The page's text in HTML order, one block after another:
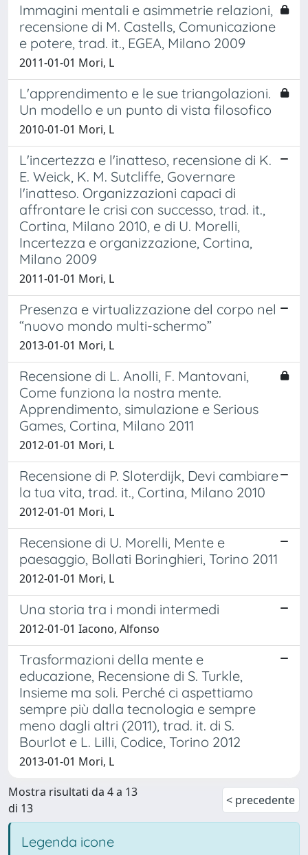
Immagini mentali e asimmetrie relazioni,
recensione di M. Castells, Comunicazione
e potere, trad. it., EGEA, Milano 2009
2011-01-01 Mori, L
L'apprendimento e le sue triangolazioni.
Un modello e un punto di vista filosofico
2010-01-01 Mori, L
L'incertezza e l'inatteso, recensione di K.
E. Weick, K. M. Sutcliffe, Governare
l'inatteso. Organizzazioni capaci di
affrontare le crisi con successo, trad. it.,
Cortina, Milano 2010, e di U. Morelli,
Incertezza e organizzazione, Cortina,
Milano 2009
2011-01-01 Mori, L
Presenza e virtualizzazione del corpo nel
“nuovo mondo multi-schermo”
2013-01-01 Mori, L
Recensione di L. Anolli, F. Mantovani,
Come funziona la nostra mente.
Apprendimento, simulazione e Serious
Games, Cortina, Milano 2011
2012-01-01 Mori, L
Recensione di P. Sloterdijk, Devi cambiare
la tua vita, trad. it., Cortina, Milano 2010
2012-01-01 Mori, L
Recensione di U. Morelli, Mente e
paesaggio, Bollati Boringhieri, Torino 2011
2012-01-01 Mori, L
Una storia tra i mondi intermedi
2012-01-01 Iacono, Alfonso
Trasformazioni della mente e
educazione, Recensione di S. Turkle,
Insieme ma soli. Perché ci aspettiamo
sempre più dalla tecnologia e sempre
meno dagli altri (2011), trad. it. di S.
Bourlot e L. Lilli, Codice, Torino 2012
2013-01-01 Mori, L
Mostra risultati da 4 a 13
di 13
< precedente
Legenda icone